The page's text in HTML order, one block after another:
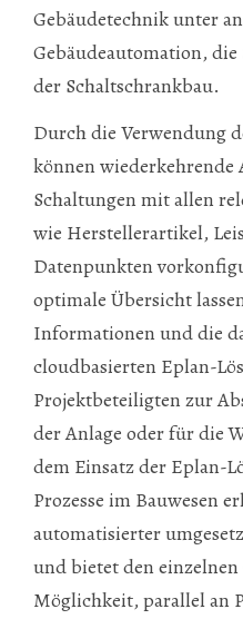
Gebäudetechnik unter
Gebäudeautomation,
der Schaltschrankbau.
Durch die Verwendung
können wiederkehrende
Schaltungen mit allen
wie Herstellerartikel,
Datenpunkten
optimale Übersicht
Informationen und die
cloudbasierten Eplan-
Projektbeteiligten zur
der Anlage oder für die
dem Einsatz der Eplan-
Prozesse im Bauwesen
automatisierter
und bietet den
Möglichkeit, parallel an